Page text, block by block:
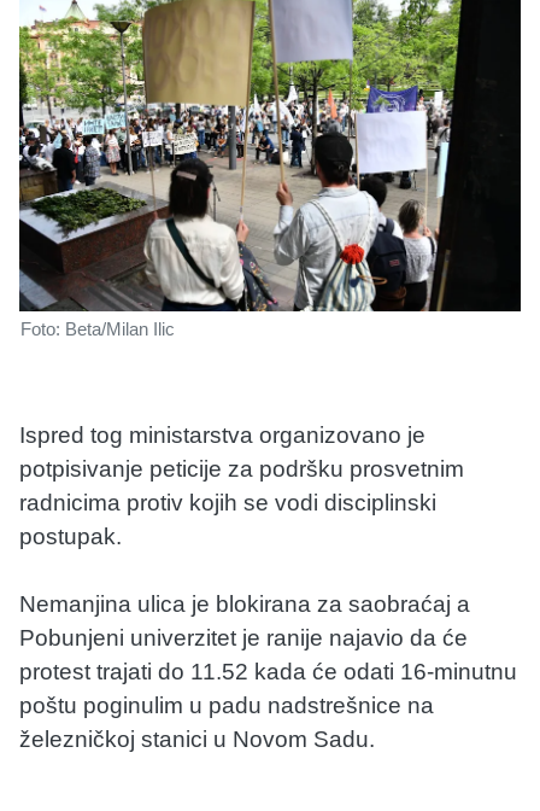
Foto: Beta/Milan Ilic
Ispred tog ministarstva organizovano je
potpisivanje peticije za podršku prosvetnim
radnicima protiv kojih se vodi disciplinski
postupak.
Nemanjina ulica je blokirana za saobraćaj a
Pobunjeni univerzitet je ranije najavio da će
protest trajati do 11.52 kada će odati 16-minutnu
poštu poginulim u padu nadstrešnice na
železničkoj stanici u Novom Sadu.